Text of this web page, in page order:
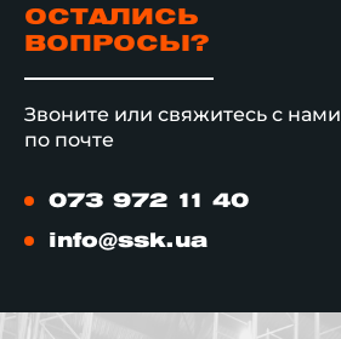
ОСТАЛИСЬ
ВОПРОСЫ?
Звоните или свяжитесь с нами
по почте
073 972 11 40
info@ssk.ua